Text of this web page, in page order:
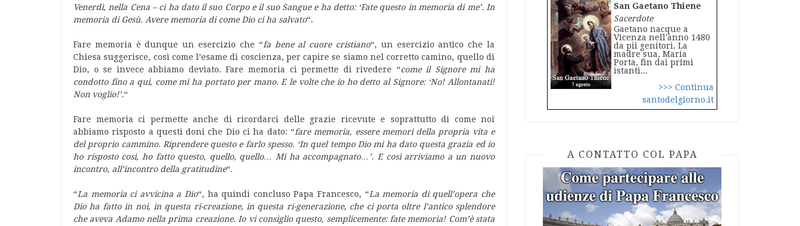
Venerdì, nella Cena – ci ha dato il suo Corpo e il suo Sangue e ha detto: ‘Fate questo in memoria di me’. In
memoria di Gesù. Avere memoria di come Dio ci ha salvato“.
Fare memoria è dunque un esercizio che “fa bene al cuore cristiano“, un esercizio antico che la
Chiesa suggerisce, così come l’esame di coscienza, per capire se siamo nel corretto camino, quello di
Dio, o se invece abbiamo deviato. Fare memoria ci permette di rivedere “come il Signore mi ha
condotto fino a qui, come mi ha portato per mano. E le volte che io ho detto al Signore: ‘No! Allontanati!
Non voglio!’.“
Fare memoria ci permette anche di ricordarci delle grazie ricevute e soprattutto di come noi
abbiamo risposto a questi doni che Dio ci ha dato: “fare memoria, essere memori della propria vita e
del proprio cammino. Riprendere questo e farlo spesso. ‘In quel tempo Dio mi ha dato questa grazia ed io
ho risposto così, ho fatto questo, quello, quello… Mi ha accompagnato…’. E così arriviamo a un nuovo
incontro, all’incontro della gratitudine“.
“La memoria ci avvicina a Dio“, ha quindi concluso Papa Francesco, “La memoria di quell’opera che
Dio ha fatto in noi, in questa ri-creazione, in questa ri-generazione, che ci porta oltre l’antico splendore
che aveva Adamo nella prima creazione. Io vi consiglio questo, semplicemente: fate memoria! Com’è stata
San Gaetano Thiene
Sacerdote
Gaetano nacque a
Vicenza nell'anno 1480
da pii genitori. La
madre sua, Maria
Porta, fin dai primi
istanti...
>>> Continua
santodelgiorno.it
A CONTATTO COL PAPA